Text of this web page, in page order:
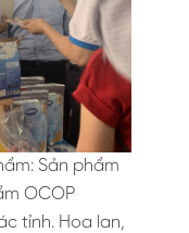
Sản phẩm
OCOP
tỉnh. Hoa lan,